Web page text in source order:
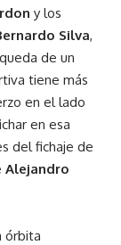
y los
Silva,
de un
tiene más
en el lado
en esa
del fichaje de
Alejandro
órbita